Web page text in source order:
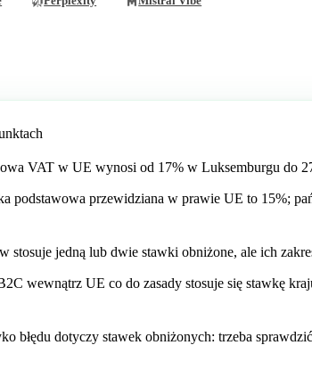
VAT w UE wynosi od 17% w Luksemburgu do
podstawowa przewidziana w prawie UE to 15%;
stosuje jedną lub dwie stawki obniżone, ale ich
wewnątrz UE co do zasady stosuje się stawkę
błędu dotyczy stawek obniżonych: trzeba